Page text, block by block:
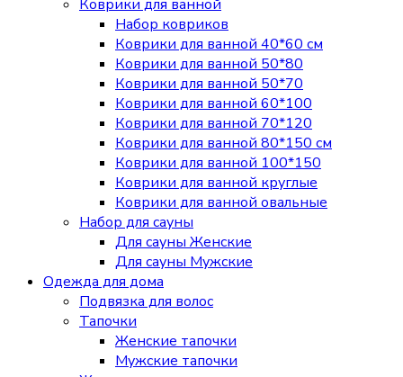
Коврики для ванной
Набор ковриков
Коврики для ванной 40*60 см
Коврики для ванной 50*80
Коврики для ванной 50*70
Коврики для ванной 60*100
Коврики для ванной 70*120
Коврики для ванной 80*150 см
Коврики для ванной 100*150
Коврики для ванной круглые
Коврики для ванной овальные
Набор для сауны
Для сауны Женские
Для сауны Мужские
Одежда для дома
Подвязка для волос
Тапочки
Женские тапочки
Мужские тапочки